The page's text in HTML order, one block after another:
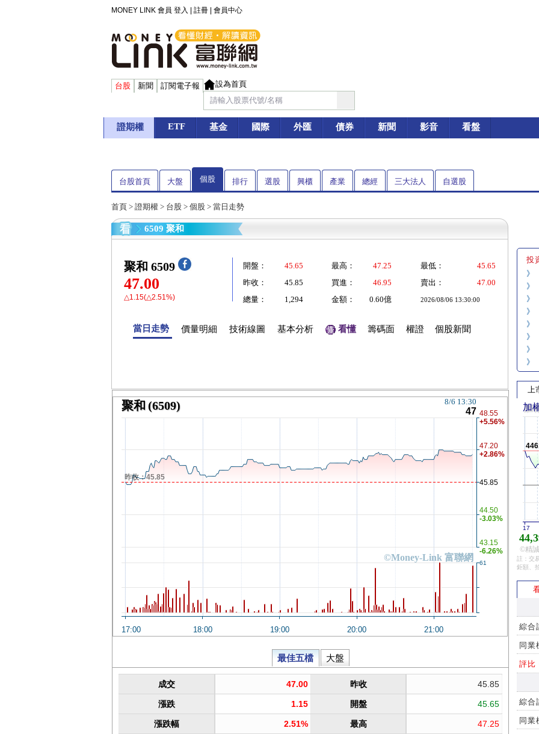
MONEY LINK 會員 登入 註冊 會員中心
台股 新聞 訂閱電子報 設為首頁
證期權 ETF 基金 國際 外匯 債券 新聞 影音 看盤
台股首頁 大盤 個股 排行 選股 興櫃 產業 總經 三大法人 自選股
首頁 > 證期權 > 台股 > 個股 > 當日走勢
6509 聚和
聚和 6509
47.00
△1.15(△2.51%)
開盤： 45.65 最高： 47.25 最低：
45.65
昨收：
45.85 買進： 46.95 賣出：
47.00
總量：
1,294 金額： 0.60億 2026/08/06 13:30:00
當日走勢 價量明細 技術線圖 基本分析 看懂 籌碼面 權證 個股新聞
投
》
》
》
》
》
》
》
》
上
加
17
©精
註：交
鉅額、
綜合
同業
評比
綜合
同業